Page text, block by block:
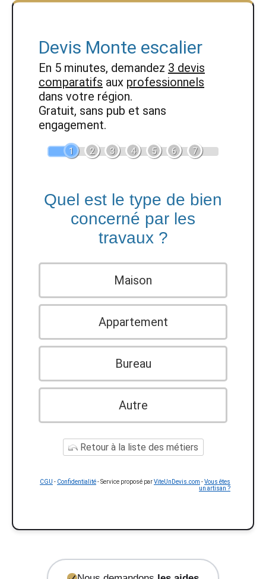
Devis Monte escalier
En 5 minutes, demandez 3 devis
comparatifs aux professionnels
dans votre région.
Gratuit, sans pub et sans
engagement.
1 2 3 4 5 6 7
Quel est le type de bien
concerné par les
travaux ?
Maison
Appartement
Bureau
Autre
Retour à la liste des métiers
CGU - Confidentialité- Service proposé parViteUnDevis.com -Vous êtes
un artisan ?